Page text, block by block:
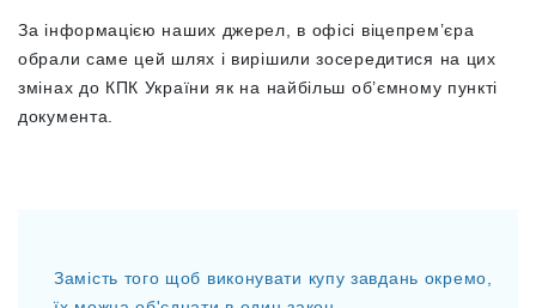
За інформацією наших джерел, в офісі віцепрем’єра
обрали саме цей шлях і вирішили зосередитися на цих
змінах до КПК України як на найбільш об’ємному пункті
документа.
Замість того щоб виконувати купу завдань окремо,